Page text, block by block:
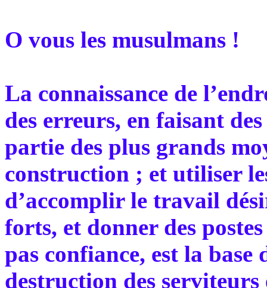
O vous les musulmans !
La connaissance de
des erreurs, en faisant
partie des plus grands
construction ; et utiliser
d’accomplir le travail
forts, et donner des
pas confiance, est la
destruction des serviteurs